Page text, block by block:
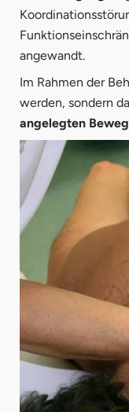
angewandt.
Im Rahmen der
werden, sondern
angelegten